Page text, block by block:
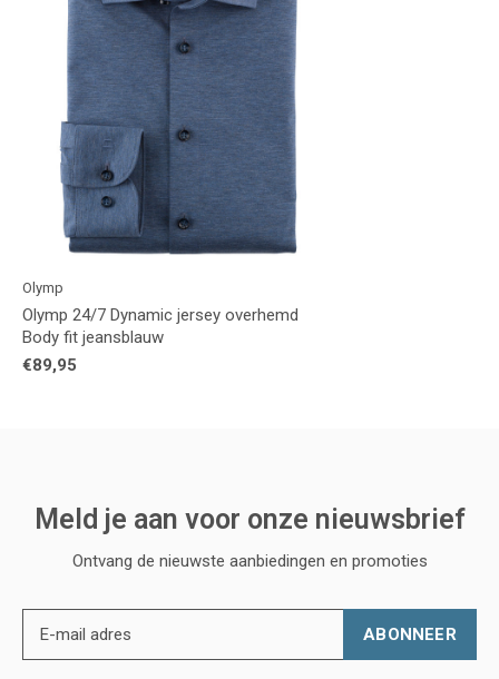
Olymp
Olymp 24/7 Dynamic jersey overhemd
Body fit jeansblauw
€89,95
Meld je aan voor onze nieuwsbrief
Ontvang de nieuwste aanbiedingen en promoties
ABONNEER